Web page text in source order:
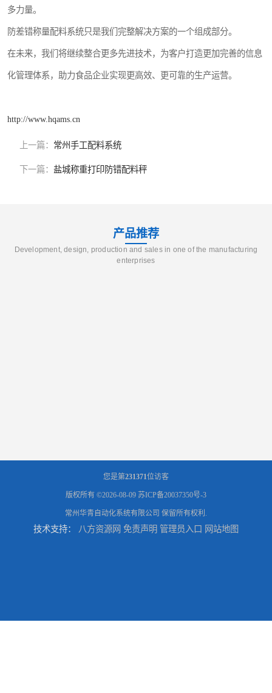
多力量。
防差错称量配料系统只是我们完整解决方案的一个组成部分。
在未来，我们将继续整合更多先进技术，为客户打造更加完善的信息
化管理体系，助力食品企业实现更高效、更可靠的生产运营。
http://www.hqams.cn
上一篇： 常州手工配料系统
下一篇： 盐城称重打印防错配料秤
产品推荐
Development, design, production and sales in one of the manufacturing
enterprises
您是第231371位访客
版权所有 ©2026-08-09 苏ICP备20037350号-3
常州华青自动化系统有限公司 保留所有权利.
技术支持： 八方资源网 免责声明 管理员入口 网站地图